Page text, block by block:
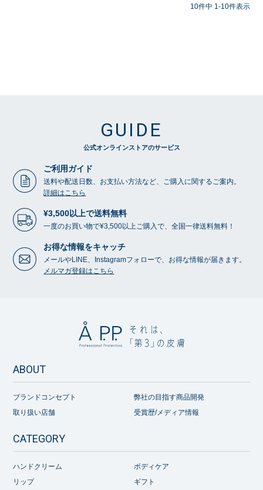
10件中 1-10件表示
GUIDE
公式オンラインストアのサービス
ご利用ガイド
送料や配送日数、お支払い方法など、ご購入に関するご案内。
詳細はこちら
¥3,500以上で送料無料
一度のお買い物で¥3,500以上ご購入で、全国一律送料無料！
お得な情報をキャッチ
メールやLINE、Instagramフォローで、お得な情報が届きます。
メルマガ登録はこちら
ABOUT
ブランドコンセプト
弊社の目指す商品開発
取り扱い店舗
受賞歴/メディア情報
CATEGORY
ハンドクリーム
ボディケア
リップ
ギフト